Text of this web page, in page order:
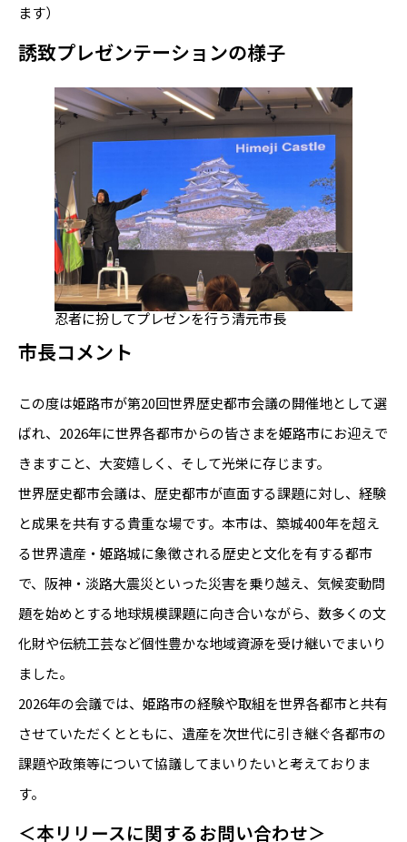
ます）
誘致プレゼンテーションの様子
忍者に扮してプレゼンを行う清元市長
市長コメント
この度は姫路市が第20回世界歴史都市会議の開催地として選
ばれ、2026年に世界各都市からの皆さまを姫路市にお迎えで
きますこと、大変嬉しく、そして光栄に存じます。
世界歴史都市会議は、歴史都市が直面する課題に対し、経験
と成果を共有する貴重な場です。本市は、築城400年を超え
る世界遺産・姫路城に象徴される歴史と文化を有する都市
で、阪神・淡路大震災といった災害を乗り越え、気候変動問
題を始めとする地球規模課題に向き合いながら、数多くの文
化財や伝統工芸など個性豊かな地域資源を受け継いでまいり
ました。
2026年の会議では、姫路市の経験や取組を世界各都市と共有
させていただくとともに、遺産を次世代に引き継ぐ各都市の
課題や政策等について協議してまいりたいと考えておりま
す。
＜本リリースに関するお問い合わせ＞